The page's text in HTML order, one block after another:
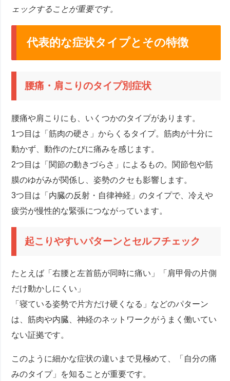
ェックすることが重要です。
代表的な症状タイプとその特徴
腰痛・肩こりのタイプ別症状
腰痛や肩こりにも、いくつかのタイプがあります。
1つ目は「筋肉の硬さ」からくるタイプ。筋肉が十分に
動かず、動作のたびに痛みを感じます。
2つ目は「関節の動きづらさ」によるもの。関節包や筋
膜のゆがみが関係し、姿勢のクセも影響します。
3つ目は「内臓の反射・自律神経」のタイプで、冷えや
疲労が慢性的な緊張につながっています。
起こりやすいパターンとセルフチェック
たとえば「右腰と左首筋が同時に痛い」「肩甲骨の片側
だけ動かしにくい」
「寝ている姿勢で片方だけ硬くなる」などのパターン
は、筋肉や内臓、神経のネットワークがうまく働いてい
ない証拠です。
このように細かな症状の違いまで見極めて、「自分の痛
みのタイプ」を知ることが重要です。